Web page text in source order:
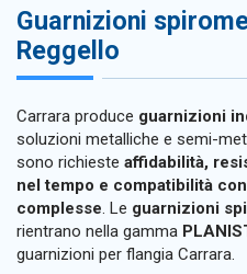
Guarnizioni
Reggello
Carrara produce guarnizioni
soluzioni metalliche e semi-
sono richieste affidabilità,
nel tempo e compatibilità
complesse . Le guarnizioni
rientrano nella gamma
guarnizioni per flangia Carrara.